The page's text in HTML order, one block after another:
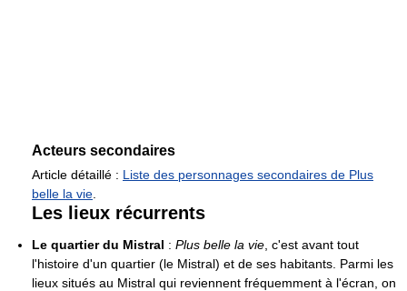
Acteurs secondaires
Article détaillé : Liste des personnages secondaires de Plus
belle la vie
Les lieux récurrents
Le quartier du Mistral : Plus belle la vie , c'est avant tout
l'histoire d'un quartier (le Mistral) et de ses habitants. Parmi les
lieux situés au Mistral qui reviennent fréquemment à l'écran, on